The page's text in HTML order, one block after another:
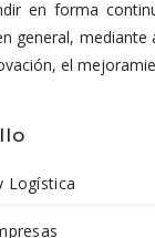
en forma
general,
el
Logística